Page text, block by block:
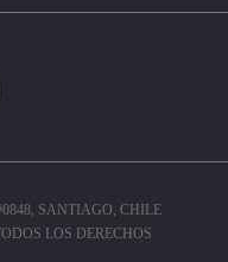
SANTIAGO, CHILE
LOS DERECHOS